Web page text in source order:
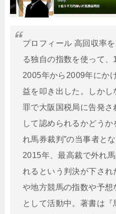
プロフィール 高回収率
る独自の指数を使って、
2005年から2009年にか
益を叩き出した。しか
罪で大阪国税局に告発さ
して認められるかどう
れ馬券裁判”の当事者と
2015年、最高裁で外れ
れるという判決が下さ
や地方競馬の指数や予
として活動中。著書は